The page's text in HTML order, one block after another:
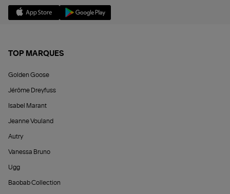
TOP MARQUES
Golden Goose
Jérôme Dreyfuss
Isabel Marant
Jeanne Vouland
Autry
Vanessa Bruno
Ugg
Baobab Collection